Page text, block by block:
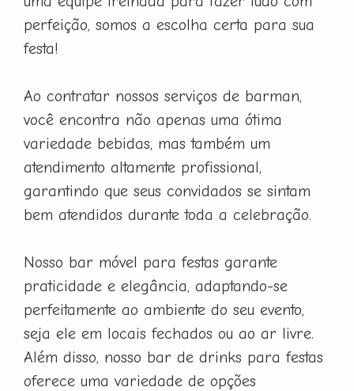
perfeição, somos a escolha certa para sua
festa!
Ao contratar nossos serviços de barman,
você encontra não apenas uma ótima
variedade bebidas, mas também um
atendimento altamente profissional,
garantindo que seus convidados se sintam
bem atendidos durante toda a celebração.
Nosso bar móvel para festas garante
praticidade e elegância, adaptando-se
perfeitamente ao ambiente do seu evento,
seja ele em locais fechados ou ao ar livre.
Além disso, nosso bar de drinks para festas
oferece uma variedade de opções